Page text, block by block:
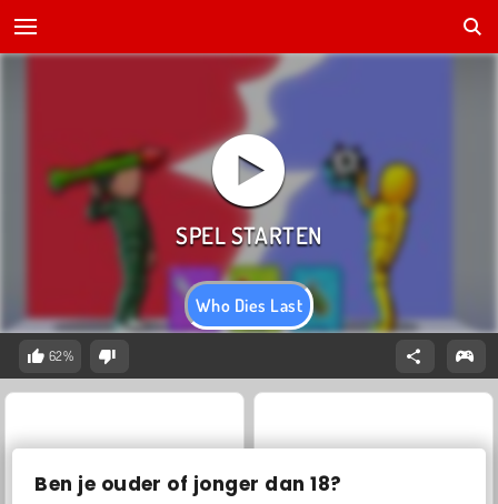
Ben je ouder of jonger dan 18?
Who Dies Last
62%